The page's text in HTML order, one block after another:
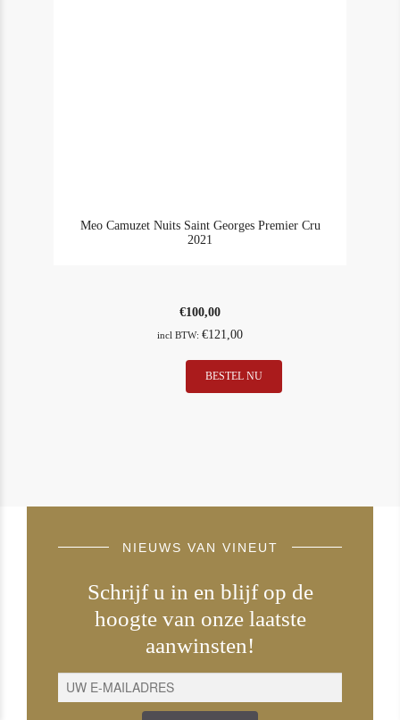
Meo Camuzet Nuits Saint Georges Premier Cru
2021
€100,00
incl BTW: €121,00
BESTEL NU
NIEUWS VAN VINEUT
Schrijf u in en blijf op de
hoogte van onze laatste
aanwinsten!